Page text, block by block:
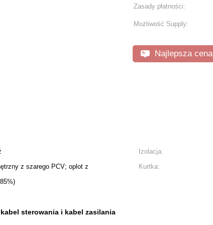
Zasady płatności:
Możliwość Supply:
Najlepsza cena
Izolacja:
z szarego PCV; oplot z
Kurtka:
kabel sterowania i kabel zasilania